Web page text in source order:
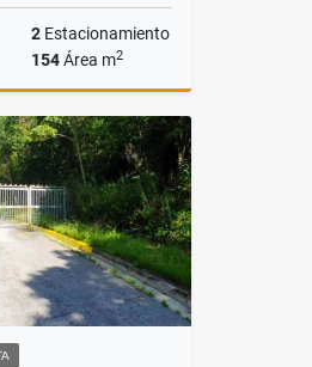
2 Estacionamiento
154Área m2
Venta
US$210,000